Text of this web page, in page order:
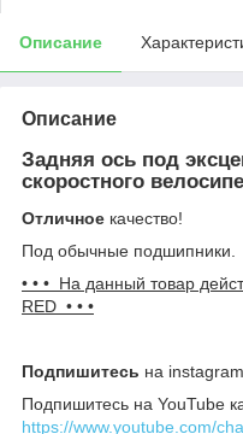
Описание
Описание
Задняя ось под
скоростного
Отличное качество!
Под обычные подшипники.
• • • На данный товар
RED • • •
Подпишитесь на
Подпишитесь на YouTube
https://www.youtube.com/